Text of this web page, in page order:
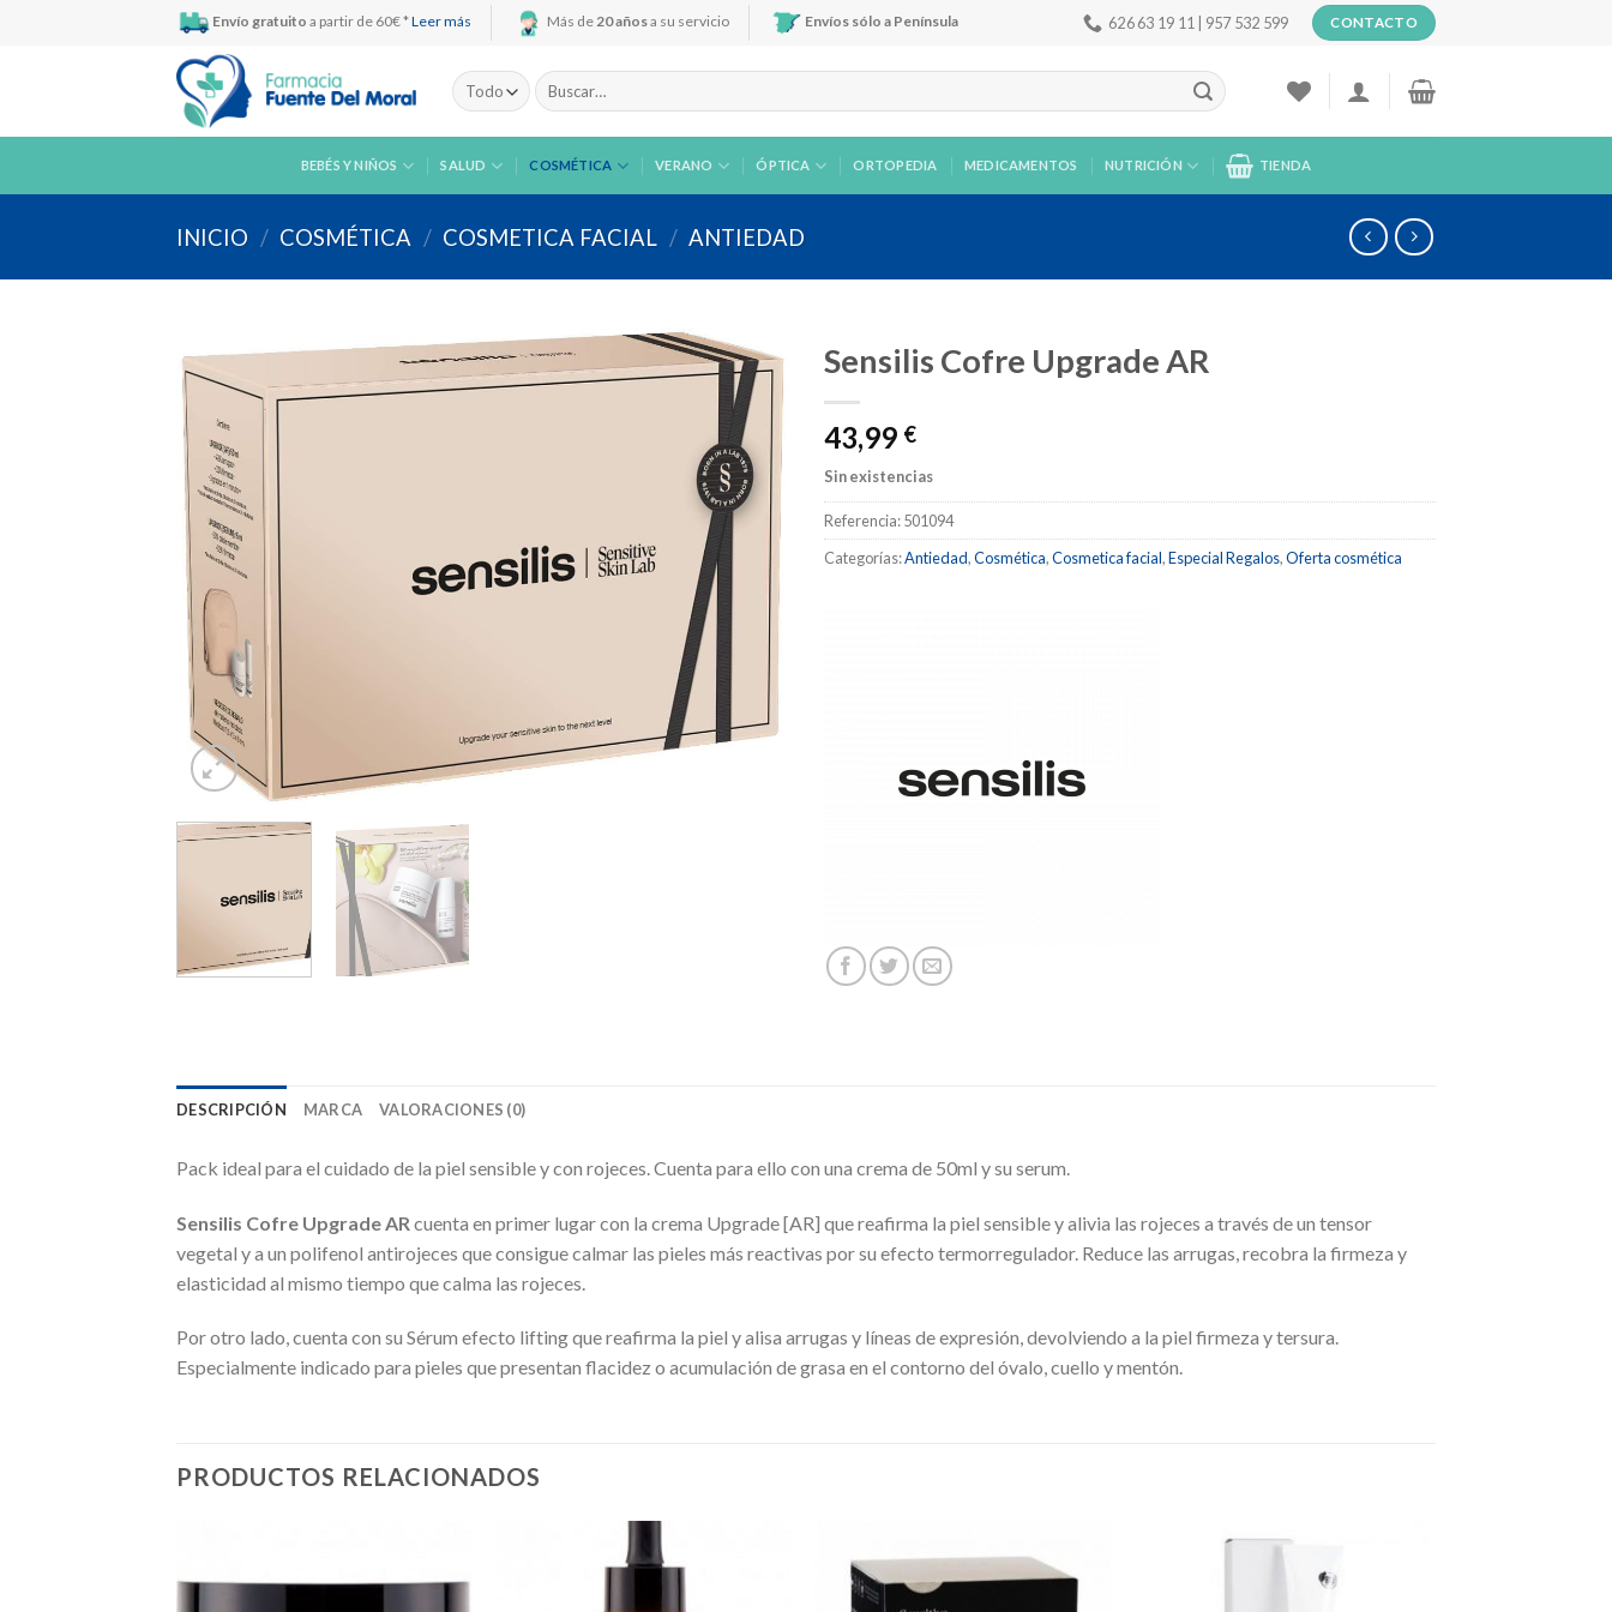
Envío gratuito a partir de 60€ * Leer más Más de20 añosa su servicio Envíos sólo a Península 626 63 19 11 | 957 532 599 CONTACTO
Buscar
por:
BEBÉS Y NIÑOS SALUD COSMÉTICA VERANO ÓPTICA ORTOPEDIA MEDICAMENTOS NUTRICIÓN TIENDA
INICIO / COSMÉTICA / COSMETICA FACIAL / ANTIEDAD
Añadir
a la
lista de
deseos
Sensilis Cofre Upgrade AR
43,99 €
Sin existencias
Referencia:501094
Categorías:Antiedad,Cosmética,Cosmetica facial,Especial Regalos,Oferta cosmética
DESCRIPCIÓN MARCA VALORACIONES (0)
Pack ideal para el cuidado de la piel sensible y con rojeces. Cuenta para ello con una crema de 50ml y su serum.
Sensilis Cofre Upgrade AR cuenta en primer lugar con la crema Upgrade [AR] que reafirma la piel sensible y alivia las rojeces a través de un tensor
vegetal y a un polifenol antirojeces que consigue calmar las pieles más reactivas por su efecto termorregulador. Reduce las arrugas, recobra la firmeza y
elasticidad al mismo tiempo que calma las rojeces.
Por otro lado, cuenta con su Sérum efecto lifting que reafirma la piel y alisa arrugas y líneas de expresión, devolviendo a la piel firmeza y tersura.
Especialmente indicado para pieles que presentan flacidez o acumulación de grasa en el contorno del óvalo, cuello y mentón.
PRODUCTOS RELACIONADOS